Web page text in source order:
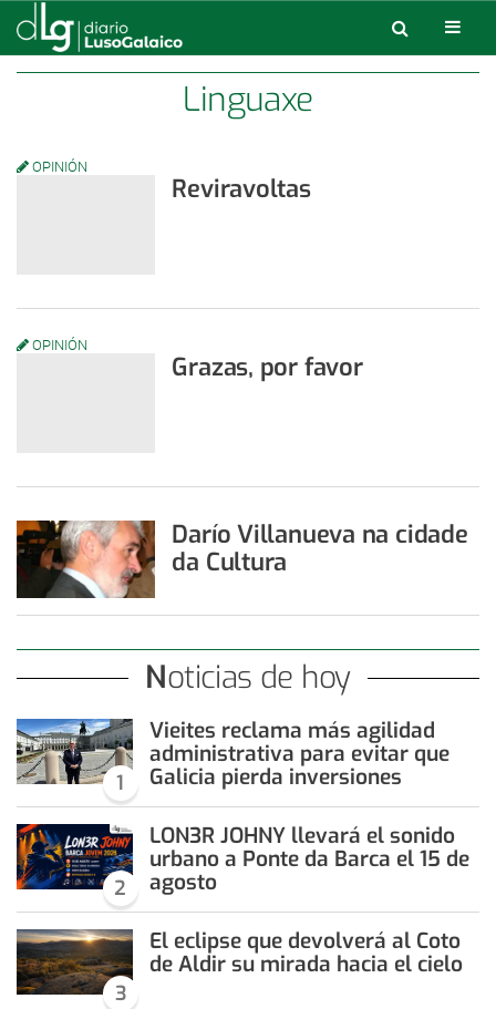
Linguaxe
OPINIÓN
Reviravoltas
OPINIÓN
Grazas, por favor
Darío Villanueva na cidade
da Cultura
Noticias de hoy
1
Vieites reclama más agilidad
administrativa para evitar que
Galicia pierda inversiones
2
LON3R JOHNY llevará el sonido
urbano a Ponte da Barca el 15 de
agosto
3
El eclipse que devolverá al Coto
de Aldir su mirada hacia el cielo